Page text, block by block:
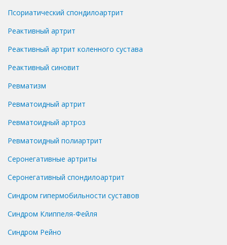
Псориатический спондилоартрит
Реактивный артрит
Реактивный артрит коленного сустава
Реактивный синовит
Ревматизм
Ревматоидный артрит
Ревматоидный артроз
Ревматоидный полиартрит
Серонегативные артриты
Серонегативный спондилоартрит
Синдром гипермобильности суставов
Синдром Клиппеля-Фейля
Синдром Рейно